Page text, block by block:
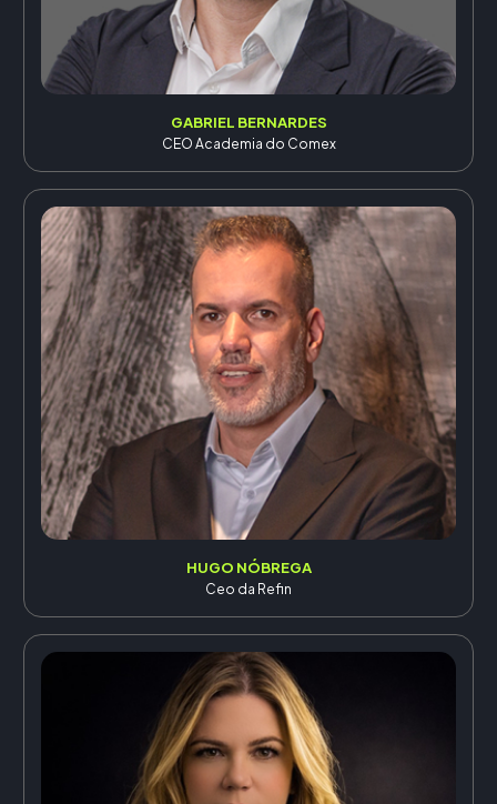
GABRIEL BERNARDES
CEO Academia do Comex
HUGO NÓBREGA
Ceo da Refin